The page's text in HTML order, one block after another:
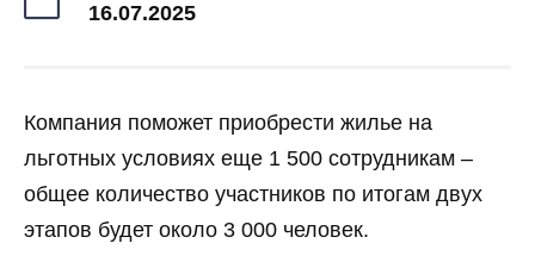
16.07.2025
Компания поможет приобрести жилье на
льготных условиях еще 1 500 сотрудникам –
общее количество участников по итогам двух
этапов будет около 3 000 человек.